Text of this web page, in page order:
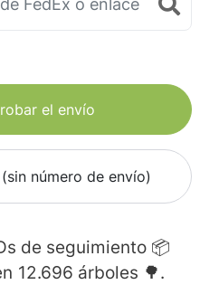
el envío
número de envío)
de seguimiento 📦
12.696 árboles 🌳.